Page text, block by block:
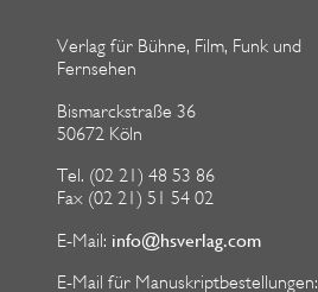
Verlag für Bühne, Film, Funk und
Fernsehen
Bismarckstraße 36
50672 Köln
Tel. (02 21) 48 53 86
Fax (02 21) 51 54 02
E-Mail: info@hsverlag.com
E-Mail für Manuskriptbestellungen: